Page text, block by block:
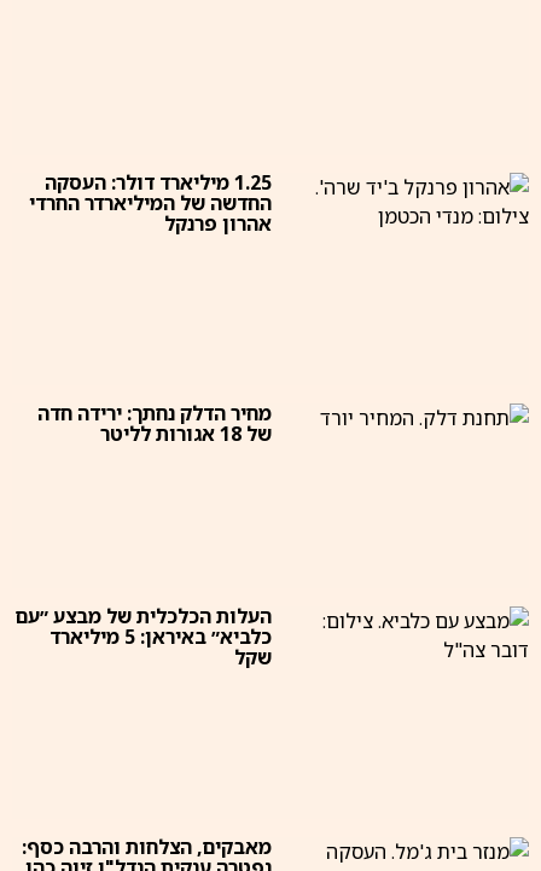
1.25 מיליארד דולר: העסקה
החדשה של המיליארדר החרדי
אהרון פרנקל
מחיר הדלק נחתך: ירידה חדה
של 18 אגורות לליטר
העלות הכלכלית של מבצע ״עם
כלביא״ באיראן: 5 מיליארד
שקל
מאבקים, הצלחות והרבה כסף: